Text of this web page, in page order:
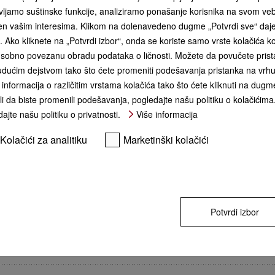
KUPI
** cena sa PDV-om, bez
+ MotionReact
suštinske funkcije, analiziramo ponašanje korisnika na svom
vašim interesima. Klikom na dolenavedeno dugme „Potvrdi sve“
kliknete na „Potvrdi izbor“, onda se koriste samo vrste kolačića
povezanu obradu podataka o ličnosti. Možete da povučete
dejstvom tako što ćete promeniti podešavanja pristanka na
o različitim vrstama kolačića tako što ćete kliknuti na
da biste promenili podešavanja, pogledajte našu politiku o
našu politiku o privatnosti.
Više informacija
Kolačići za analitiku Marketinški kolačići
Potvrdi izbor
Sve u jednom uređaju
3-u-1 princip vam
uređaju. To znači da
slasna jela čak i ako
– koristite režim rerne
kuvanja parom za
Kombinovani režim je